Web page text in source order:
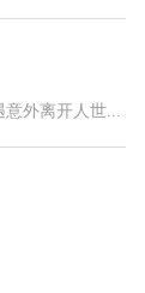
意外离开人世...